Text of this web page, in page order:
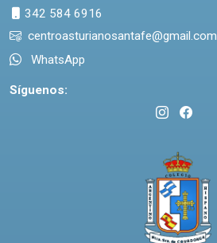
342 584 6916
centroasturianosantafe@gmail.com
WhatsApp
Síguenos: